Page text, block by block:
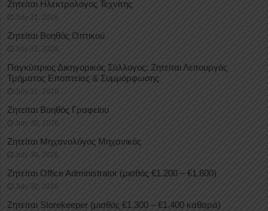
Ζητείται Ηλεκτρολόγος Τεχνίτης
July 31, 2026
Ζητείται Βοηθός Οπτικού
July 31, 2026
Παγκύπριος Δικηγορικός Σύλλογος: Ζητείται Λειτουργός
Τμήματος Εποπτείας & Συμμόρφωσης
July 31, 2026
Ζητείται Βοηθός Γραφείου
July 30, 2026
Ζητείται Μηχανολόγος Μηχανικός
July 30, 2026
Ζητείται Office Administrator (μισθός €1.200 – €1.600)
July 30, 2026
Ζητείται Storekeeper (μισθός €1.300 – €1.400 καθαρά)